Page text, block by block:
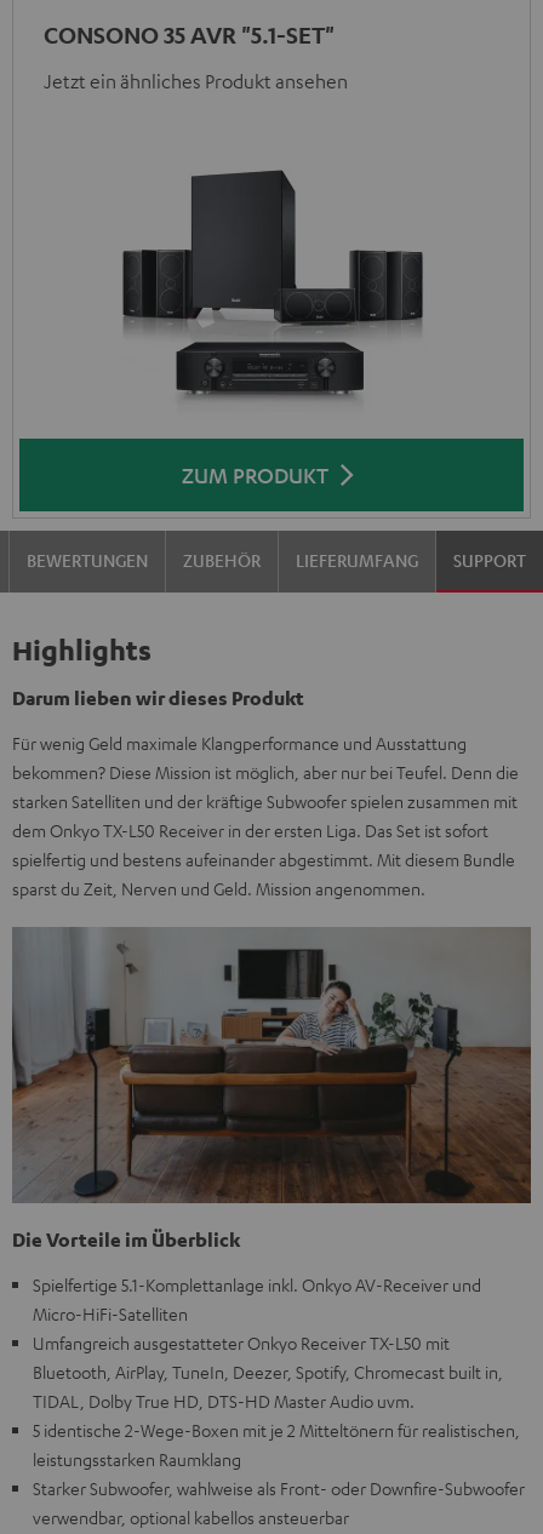
CONSONO 35 AVR "5.1-SET"
Jetzt ein ähnliches Produkt ansehen
ZUM PRODUKT
BEWERTUNGEN ZUBEHÖR LIEFERUMFANG SUPPORT
Highlights
Darum lieben wir dieses Produkt
Für wenig Geld maximale Klangperformance und Ausstattung
bekommen? Diese Mission ist möglich, aber nur bei Teufel. Denn die
starken Satelliten und der kräftige Subwoofer spielen zusammen mit
dem Onkyo TX-L50 Receiver in der ersten Liga. Das Set ist sofort
spielfertig und bestens aufeinander abgestimmt. Mit diesem Bundle
sparst du Zeit, Nerven und Geld. Mission angenommen.
Die Vorteile im Überblick
Spielfertige 5.1-Komplettanlage inkl. Onkyo AV-Receiver und
Micro-HiFi-Satelliten
Umfangreich ausgestatteter Onkyo Receiver TX-L50 mit
Bluetooth, AirPlay, TuneIn, Deezer, Spotify, Chromecast built in,
TIDAL, Dolby True HD, DTS-HD Master Audio uvm.
5 identische 2-Wege-Boxen mit je 2 Mitteltönern für realistischen,
leistungsstarken Raumklang
Starker Subwoofer, wahlweise als Front- oder Downfire-Subwoofer
verwendbar, optional kabellos ansteuerbar